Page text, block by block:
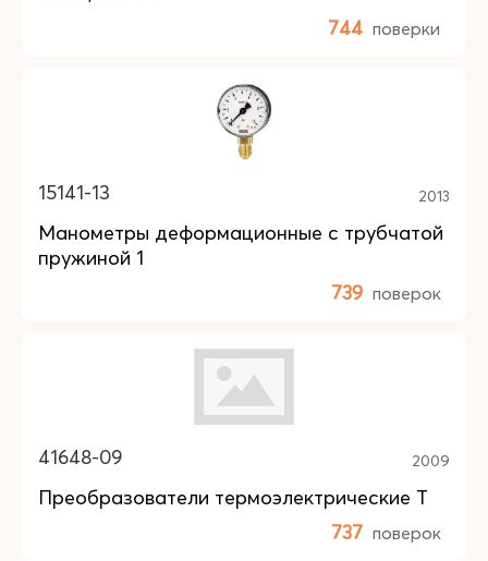
744 поверки
15141-13 2013
Манометры деформационные с трубчатой
пружиной 1
739 поверок
41648-09 2009
Преобразователи термоэлектрические T
737 поверок